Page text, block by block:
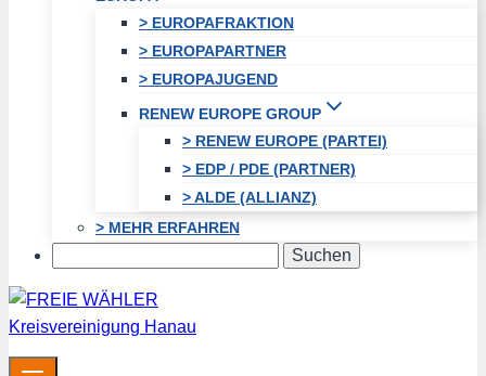
> EUROPAFRAKTION
> EUROPAPARTNER
> EUROPAJUGEND
RENEW EUROPE GROUP
> RENEW EUROPE (PARTEI)
> EDP / PDE (PARTNER)
> ALDE (ALLIANZ)
> MEHR ERFAHREN